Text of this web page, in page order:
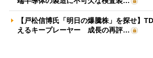
【戸松信博氏「明日の爆騰株」を探せ】
えるキープレーヤー 成長の再評…